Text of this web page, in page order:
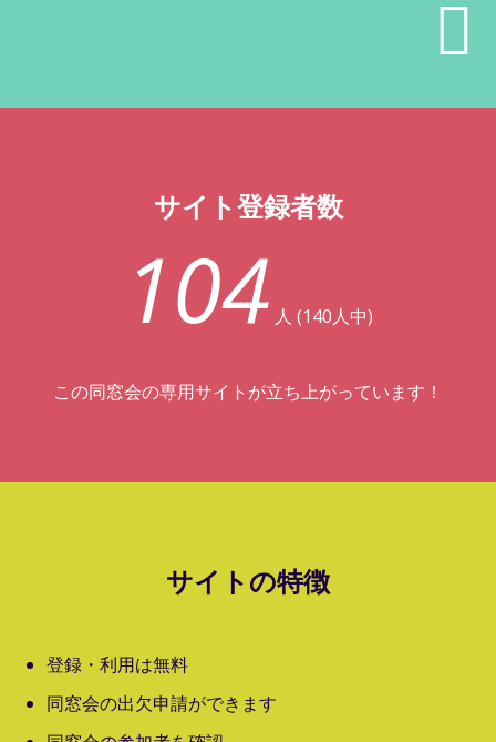
サイト登録者数
104 人 (140人中)
この同窓会の専用サイトが立ち上がっています！
サイトの特徴
登録・利用は無料
同窓会の出欠申請ができます